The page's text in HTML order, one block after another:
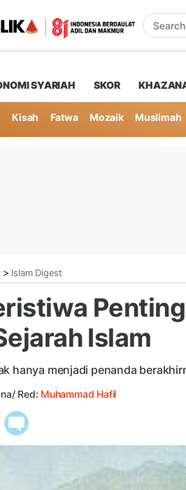
SYARIAH SKOR
Kisah Fatwa Mozaik Muslimah
> Islam Digest
Islam
hanya menjadi penanda
Red: Muhammad Hafil